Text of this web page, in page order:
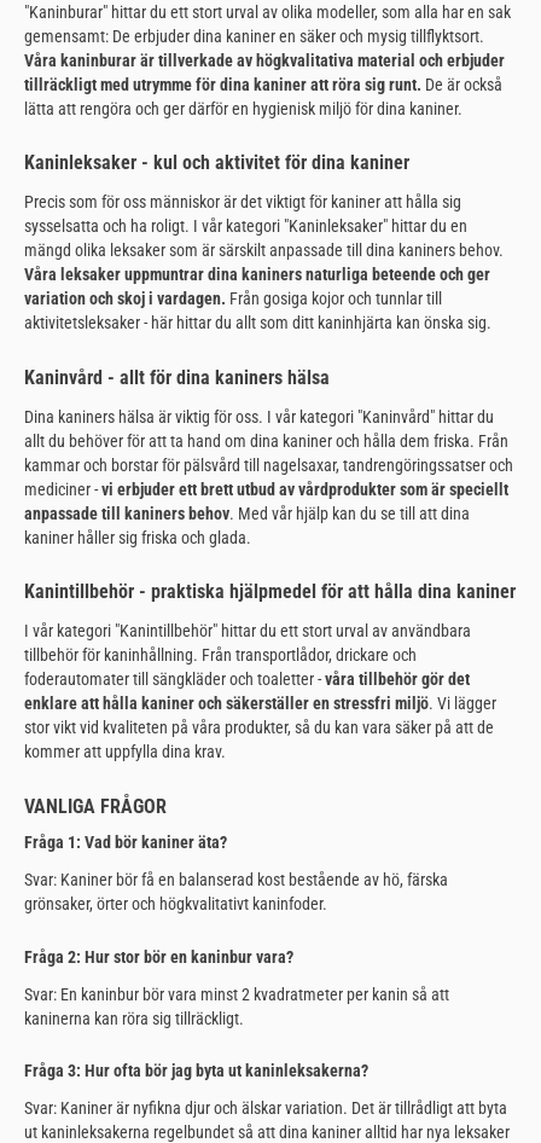
"Kaninburar" hittar du ett stort urval av olika modeller, som alla har en sak
gemensamt: De erbjuder dina kaniner en säker och mysig tillflyktsort.
Våra kaninburar är tillverkade av högkvalitativa material och erbjuder
tillräckligt med utrymme för dina kaniner att röra sig runt. De är också
lätta att rengöra och ger därför en hygienisk miljö för dina kaniner.
Kaninleksaker - kul och aktivitet för dina kaniner
Precis som för oss människor är det viktigt för kaniner att hålla sig
sysselsatta och ha roligt. I vår kategori "Kaninleksaker" hittar du en
mängd olika leksaker som är särskilt anpassade till dina kaniners behov.
Våra leksaker uppmuntrar dina kaniners naturliga beteende och ger
variation och skoj i vardagen. Från gosiga kojor och tunnlar till
aktivitetsleksaker - här hittar du allt som ditt kaninhjärta kan önska sig.
Kaninvård - allt för dina kaniners hälsa
Dina kaniners hälsa är viktig för oss. I vår kategori "Kaninvård" hittar du
allt du behöver för att ta hand om dina kaniner och hålla dem friska. Från
kammar och borstar för pälsvård till nagelsaxar, tandrengöringssatser och
mediciner -vi erbjuder ett brett utbud av vårdprodukter som är speciellt
anpassade till kaniners behov. Med vår hjälp kan du se till att dina
kaniner håller sig friska och glada.
Kanintillbehör - praktiska hjälpmedel för att hålla dina kaniner
I vår kategori "Kanintillbehör" hittar du ett stort urval av användbara
tillbehör för kaninhållning. Från transportlådor, drickare och
foderautomater till sängkläder och toaletter -våra tillbehör gör det
enklare att hålla kaniner och säkerställer en stressfri miljö. Vi lägger
stor vikt vid kvaliteten på våra produkter, så du kan vara säker på att de
kommer att uppfylla dina krav.
VANLIGA FRÅGOR
Fråga 1: Vad bör kaniner äta?
Svar: Kaniner bör få en balanserad kost bestående av hö, färska
grönsaker, örter och högkvalitativt kaninfoder.
Fråga 2: Hur stor bör en kaninbur vara?
Svar: En kaninbur bör vara minst 2 kvadratmeter per kanin så att
kaninerna kan röra sig tillräckligt.
Fråga 3: Hur ofta bör jag byta ut kaninleksakerna?
Svar: Kaniner är nyfikna djur och älskar variation. Det är tillrådligt att byta
ut kaninleksakerna regelbundet så att dina kaniner alltid har nya leksaker